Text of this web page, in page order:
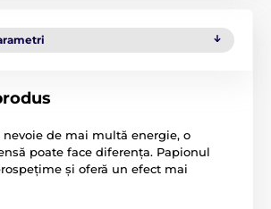
de mai multă energie, o
poate face diferența. Papionul
și oferă un efect mai